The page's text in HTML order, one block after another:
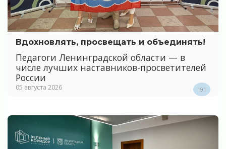
Вдохновлять, просвещать и объединять!
Педагоги Ленинградской области — в
числе лучших наставников-просветителей
России
05 августа 2026 191